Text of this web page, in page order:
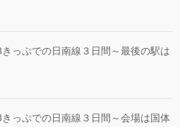
っぷでの日南線３日間～最後の駅は
っぷでの日南線３日間～会場は国体